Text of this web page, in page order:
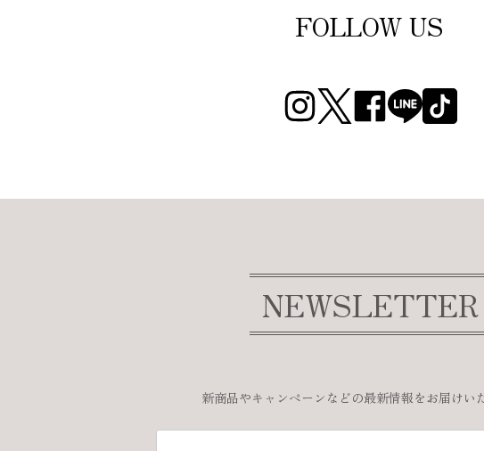
FOLLOW US
NEWSLETTER
新商品やキャンペーンなどの最新情報をお届けい